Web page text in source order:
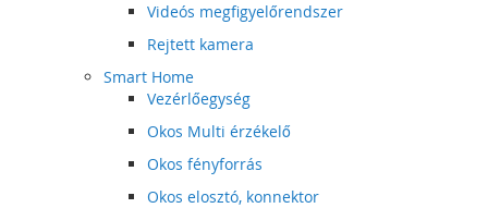
Videós megfigyelőrendszer
Rejtett kamera
Smart Home
Vezérlőegység
Okos Multi érzékelő
Okos fényforrás
Okos elosztó, konnektor